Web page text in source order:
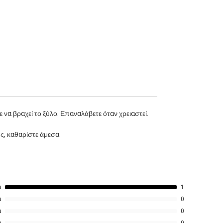
βραχεί το ξύλο. Επαναλάβετε όταν χρειαστεί.
καθαρίστε άμεσα.
1
0
0